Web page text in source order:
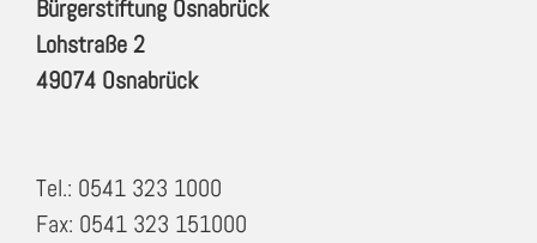
Bürgerstiftung Osnabrück
Lohstraße 2
49074 Osnabrück
Tel.: 0541 323 1000
Fax: 0541 323 151000